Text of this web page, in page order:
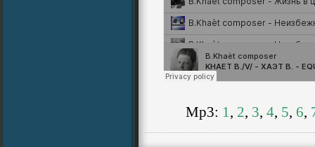
Mp3: 1, 2, 3, 4, 5, 6,